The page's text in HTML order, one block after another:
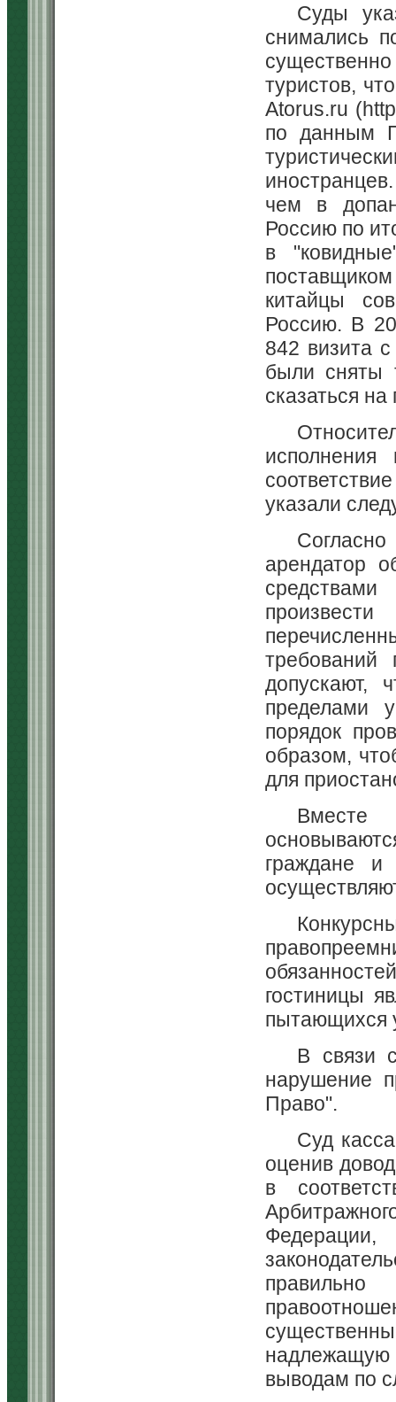
Суды
снимались
туристов,
Atorus.ru
по данным
чем в
Россию по
в
китайцы
Россию. В
842 визита
были сняты
сказаться
указали
арендатор
допускают,
пределами
порядок
образом,
для
Вместе
граждане и
гостиницы
пытающихся
В связи
нарушение
Право".
Суд
оценив
в
Федерации,
правильно
выводам по